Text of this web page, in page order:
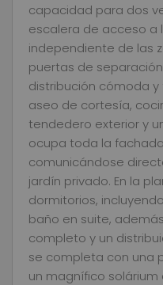
capacidad para dos
escalera de acceso a
independiente de las
puertas de
distribución cómoda y
aseo de cortesía,
tendedero exterior y
ocupa toda la
comunicándose
jardín privado. En la
dormitorios,
baño en suite,
completo y un
se completa con una
un magnífico